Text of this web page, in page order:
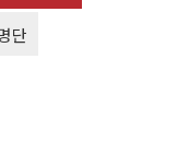
단